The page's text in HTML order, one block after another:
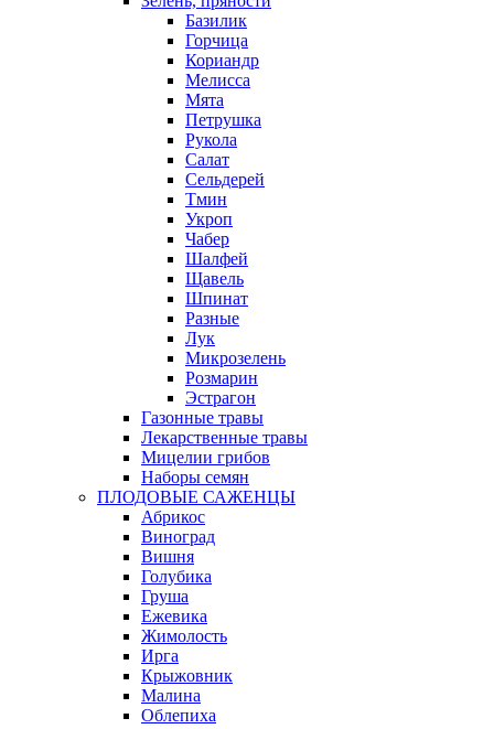
Базилик
Горчица
Кориандр
Мелисса
Мята
Петрушка
Рукола
Салат
Сельдерей
Тмин
Укроп
Чабер
Шалфей
Щавель
Шпинат
Разные
Лук
Микрозелень
Розмарин
Эстрагон
Газонные травы
Лекарственные травы
Мицелии грибов
Наборы семян
ПЛОДОВЫЕ САЖЕНЦЫ
Абрикос
Виноград
Вишня
Голубика
Груша
Ежевика
Жимолость
Ирга
Крыжовник
Малина
Облепиха